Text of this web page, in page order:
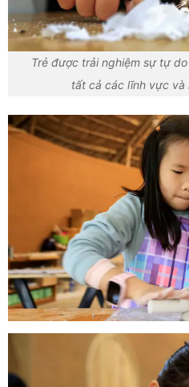
Trẻ được trải nghiệm sự tự
tất cả các lĩnh vực và